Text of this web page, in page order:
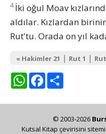
4 İki oğul Moav
aldılar. Kızlardan
Rut'tu. Orada on yıl
« Hakimler 21 | Rut 1 |
WhatsAppFacebook
© 2003-2026
Kutsal Kitap çevirisini